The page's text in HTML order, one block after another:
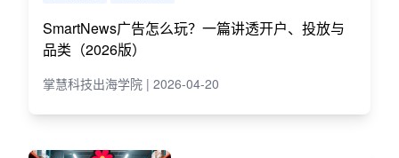
SmartNews广告怎么玩？一篇讲透开户、投放与
品类（2026版）
掌慧科技出海学院 | 2026-04-20